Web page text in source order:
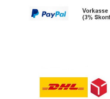
mindestens ca. 70
Ersatzteile sind
Ausrichtung nach
Austuasch im Falle